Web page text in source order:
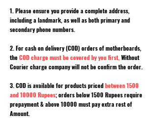
1. Please ensure you provide a complete address,
including a landmark, as well as both primary and
secondary phone numbers.
2. For cash on delivery (COD) orders of motherboards,
theCOD charge must be covered by you first, Without
Courier charge company will not be confirm the order.
3. COD is available for products pricedbetween 1500
and 10000 Rupees; orders below 1500 Rupees require
prepayment & above 10000 must pay extra rest of
Amount.